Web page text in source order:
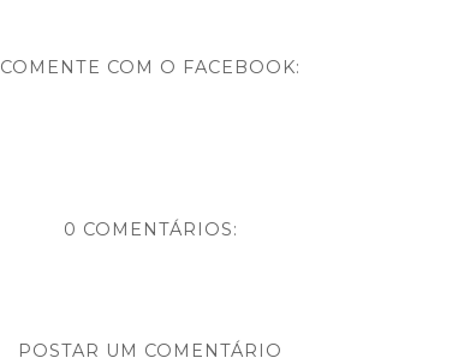
COMENTE COM O FACEBOOK:
0 COMENTÁRIOS:
POSTAR UM COMENTÁRIO